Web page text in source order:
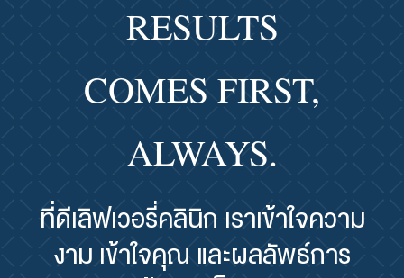
RESULTS
COMES FIRST,
ALWAYS.
ที่ดีเลิฟเวอรี่คลินิก เราเข้าใจความ
งาม เข้าใจคุณ และผลลัพธ์การ